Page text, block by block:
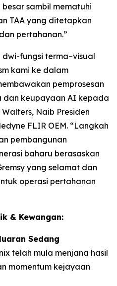
sambil mematuhi
TAA yang ditetapkan
pertahanan.”
fungsi terma–visual
kami ke dalam
pemprosesan
dan keupayaan AI kepada
Naib Presiden
FLIR OEM. “Langkah
pembangunan
baharu berasaskan
yang selamat dan
operasi pertahanan
& Kewangan:
Sedang
telah mula menjana hasil
momentum kejayaan